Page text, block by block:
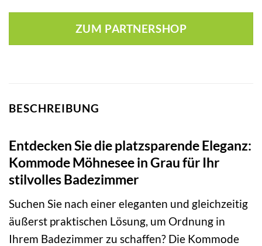
ZUM PARTNERSHOP
BESCHREIBUNG
Entdecken Sie die platzsparende Eleganz:
Kommode Möhnesee in Grau für Ihr
stilvolles Badezimmer
Suchen Sie nach einer eleganten und gleichzeitig
äußerst praktischen Lösung, um Ordnung in
Ihrem Badezimmer zu schaffen? Die Kommode